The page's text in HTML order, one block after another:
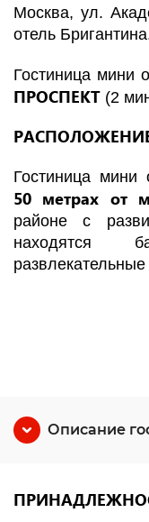
Москва, ул.
отель
Гостиница мини
ПРОСПЕКТ (2
Гостиница мини
50 метрах от
районе с
находятся
Описание